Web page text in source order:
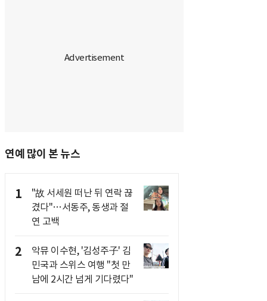
연예 많이 본 뉴스
1
"故 서세원 떠난 뒤 연락 끊
겼다"…서동주, 동생과 절
연 고백
2
악뮤 이수현, '김성주子' 김
민국과 스위스 여행 "첫 만
남에 2시간 넘게 기다렸다"